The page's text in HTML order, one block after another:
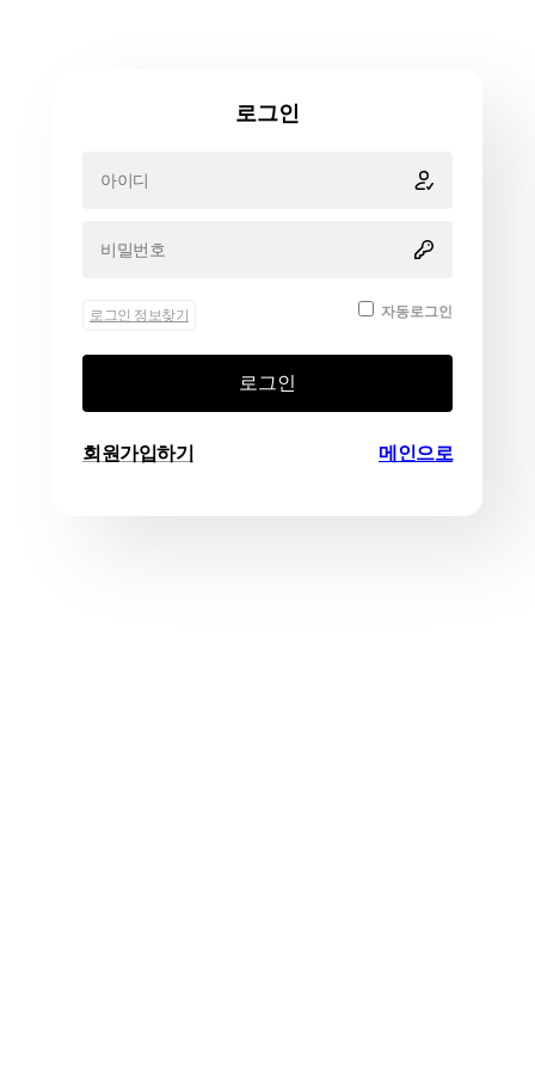
로그인
로그인 정보찾기 자동로그인
로그인
회원가입하기 메인으로